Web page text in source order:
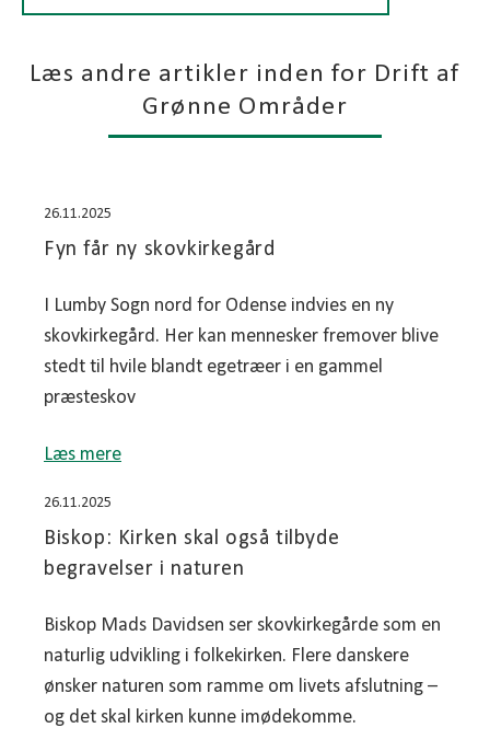
Læs andre artikler inden for Drift af
Grønne Områder
26.11.2025
Fyn får ny skovkirkegård
I Lumby Sogn nord for Odense indvies en ny
skovkirkegård. Her kan mennesker fremover blive
stedt til hvile blandt egetræer i en gammel
præsteskov
Læs mere
26.11.2025
Biskop: Kirken skal også tilbyde
begravelser i naturen
Biskop Mads Davidsen ser skovkirkegårde som en
naturlig udvikling i folkekirken. Flere danskere
ønsker naturen som ramme om livets afslutning –
og det skal kirken kunne imødekomme.